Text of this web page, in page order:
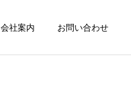
会社案内 お問い合わせ